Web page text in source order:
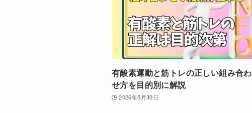
有酸素運動と筋トレの正しい組み合わ
せ方を目的別に解説
2026年5月30日